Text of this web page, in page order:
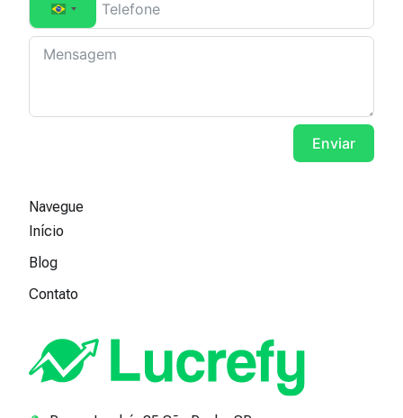
Brazil +55
Enviar
Navegue
Início
Blog
Contato